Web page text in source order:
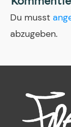
Du musst
abzugeben.